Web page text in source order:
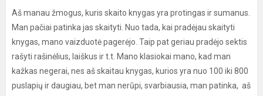
Aš manau žmogus, kuris skaito knygas yra protingas ir sumanus.
Man pačiai patinka jas skaityti. Nuo tada, kai pradėjau skaityti
knygas, mano vaizduotė pagerėjo. Taip pat geriau pradėjo sektis
rašyti rašinėlius, laiškus ir t.t. Mano klasiokai mano, kad man
kažkas negerai, nes aš skaitau knygas, kurios yra nuo 100 iki 800
puslapių ir daugiau, bet man nerūpi, svarbiausia, man patinka, aš